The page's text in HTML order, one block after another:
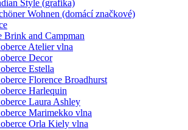
Style (grafika)
Wohnen (domácí značkové)
Brink and Campman
Atelier vlna
Decor
Estella
Florence Broadhurst
Harlequin
Laura Ashley
Marimekko vlna
Orla Kiely vlna